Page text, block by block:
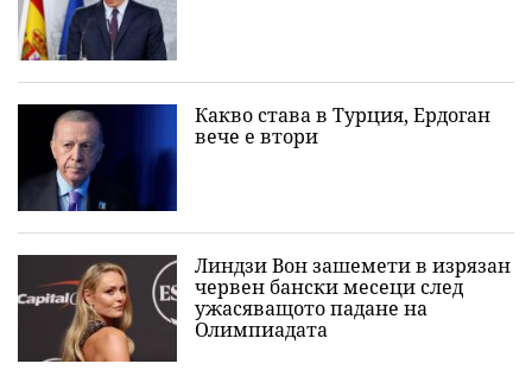
Какво става в Турция, Ердоган
вече е втори
Линдзи Вон зашемети в изрязан
червен бански месеци след
ужасяващото падане на
Олимпиадата